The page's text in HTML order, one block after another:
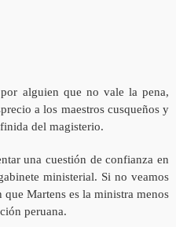
alguien que no vale la pena,
a los maestros cusqueños y
del magisterio.
una cuestión de confianza en
ministerial. Si no veamos
que Martens es la ministra menos
peruana.